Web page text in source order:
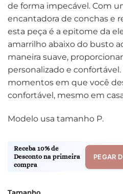
de forma impecável. Com
encantadora de conchas e
esta peça é a epitome da
amarrilho abaixo do busto
maneira suave,
personalizado e
momentos em que você
confortável, mesmo em
Modelo usa tamanho P.
Receba 10% de
Desconto na primeira
compra
PEGAR
Tamanho